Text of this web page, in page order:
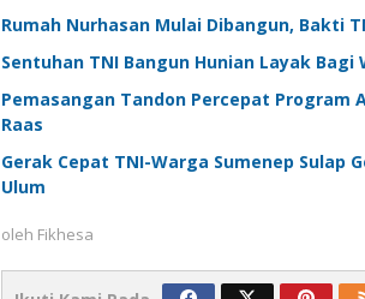
Rumah Nurhasan Mulai Dibangun, Bakti
Sentuhan TNI Bangun Hunian Layak
Pemasangan Tandon Percepat Program
Raas
Gerak Cepat TNI-Warga Sumenep Sulap
Ulum
oleh Fikhesa